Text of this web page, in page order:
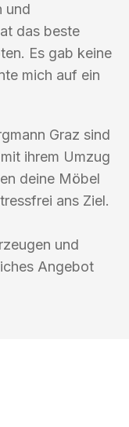
und
das beste
Es gab keine
mich auf ein
Graz sind
ihrem Umzug
deine Möbel
ans Ziel.
und
Angebot